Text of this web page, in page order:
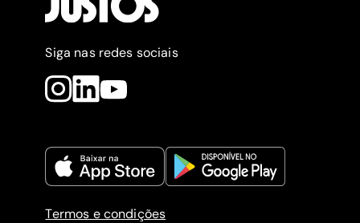
Siga nas redes sociais
Termos e condições